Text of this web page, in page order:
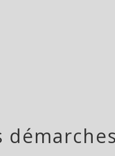
démarches